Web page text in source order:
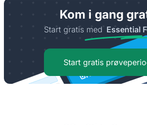
Kom i gang
Start gratis med Essential
Start gratis